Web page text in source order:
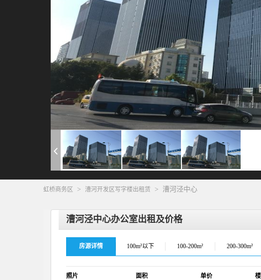
虹桥商务区 > 漕河开发区写字楼出租赁 > 漕河泾中心
漕河泾中心办公室出租及价格
房源详情 100m²以下 100-200m² 200-300m²
照片 面积 单价